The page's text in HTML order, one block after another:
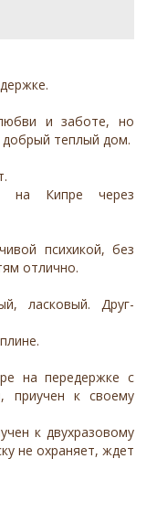
и заботе, но
теплый дом.
на Кипре через
психикой, без
отлично.
ласковый. Друг-
на передержке с
приучен к своему
к двухразовому
не охраняет, ждет